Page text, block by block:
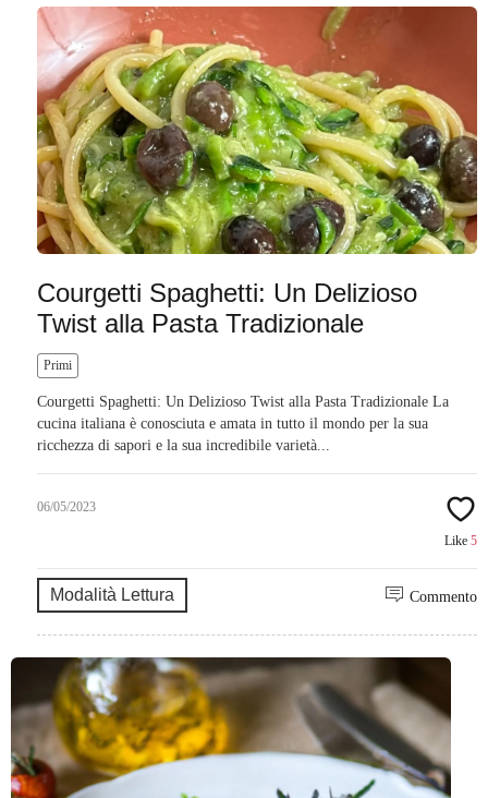
Courgetti Spaghetti: Un Delizioso
Twist alla Pasta Tradizionale
Primi
Courgetti Spaghetti: Un Delizioso Twist alla Pasta Tradizionale La
cucina italiana è conosciuta e amata in tutto il mondo per la sua
ricchezza di sapori e la sua incredibile varietà...
06/05/2023
Like 5
Modalità Lettura Commento